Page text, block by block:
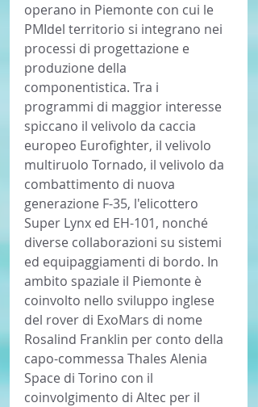
operano in Piemonte con cui le
PMIdel territorio si integrano nei
processi di progettazione e
produzione della
componentistica. Tra i
programmi di maggior interesse
spiccano il velivolo da caccia
europeo Eurofighter, il velivolo
multiruolo Tornado, il velivolo da
combattimento di nuova
generazione F-35, l'elicottero
Super Lynx ed EH-101, nonché
diverse collaborazioni su sistemi
ed equipaggiamenti di bordo. In
ambito spaziale il Piemonte è
coinvolto nello sviluppo inglese
del rover di ExoMars di nome
Rosalind Franklin per conto della
capo-commessa Thales Alenia
Space di Torino con il
coinvolgimento di Altec per il